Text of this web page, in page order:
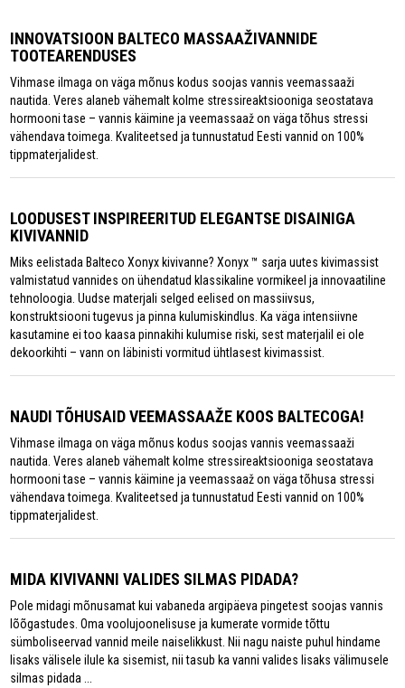
INNOVATSIOON BALTECO MASSAAŽIVANNIDE
TOOTEARENDUSES
Vihmase ilmaga on väga mõnus kodus soojas vannis veemassaaži
nautida. Veres alaneb vähemalt kolme stressireaktsiooniga seostatava
hormooni tase – vannis käimine ja veemassaaž on väga tõhus stressi
vähendava toimega. Kvaliteetsed ja tunnustatud Eesti vannid on 100%
tippmaterjalidest.
LOODUSEST INSPIREERITUD ELEGANTSE DISAINIGA
KIVIVANNID
Miks eelistada Balteco Xonyx kivivanne? Xonyx ™ sarja uutes kivimassist
valmistatud vannides on ühendatud klassikaline vormikeel ja innovaatiline
tehnoloogia. Uudse materjali selged eelised on massiivsus,
konstruktsiooni tugevus ja pinna kulumiskindlus. Ka väga intensiivne
kasutamine ei too kaasa pinnakihi kulumise riski, sest materjalil ei ole
dekoorkihti – vann on läbinisti vormitud ühtlasest kivimassist.
NAUDI TÕHUSAID VEEMASSAAŽE KOOS BALTECOGA!
Vihmase ilmaga on väga mõnus kodus soojas vannis veemassaaži
nautida. Veres alaneb vähemalt kolme stressireaktsiooniga seostatava
hormooni tase – vannis käimine ja veemassaaž on väga tõhusa stressi
vähendava toimega. Kvaliteetsed ja tunnustatud Eesti vannid on 100%
tippmaterjalidest.
MIDA KIVIVANNI VALIDES SILMAS PIDADA?
Pole midagi mõnusamat kui vabaneda argipäeva pingetest soojas vannis
lõõgastudes. Oma voolujoonelisuse ja kumerate vormide tõttu
sümboliseervad vannid meile naiselikkust. Nii nagu naiste puhul hindame
lisaks välisele ilule ka sisemist, nii tasub ka vanni valides lisaks välimusele
silmas pidada ...